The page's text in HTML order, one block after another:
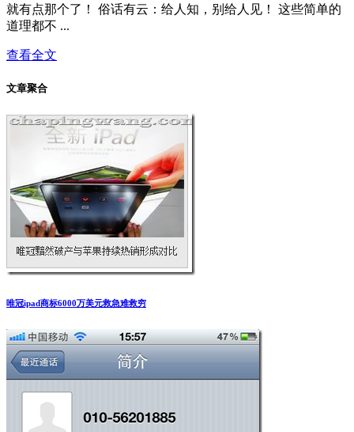
就有点那个了！ 俗话有云：给人知，别给人见！ 这些简单的
道理都不 ...
查看全文
文章聚合
唯冠ipad商标6000万美元救急难救穷